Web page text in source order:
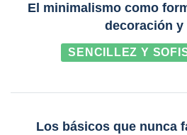
El minimalismo como
decoración y
SENCILLEZ Y
Los básicos que nunca